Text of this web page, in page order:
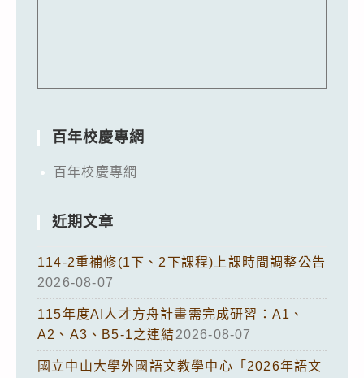
百年校慶專網
百年校慶專網
近期文章
114-2重補修(1下、2下課程)上課時間調整公告
2026-08-07
115年度AI人才方舟計畫需完成研習：A1、
A2、A3、B5-1之連結2026-08-07
國立中山大學外國語文教學中心「2026年語文